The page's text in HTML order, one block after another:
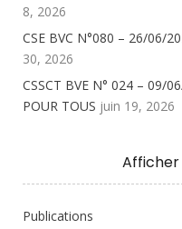
8, 2026
CSE BVC N°080 – 26/06/
30, 2026
CSSCT BVE N° 024 – 09/
POUR TOUS juin 19, 2026
Publications